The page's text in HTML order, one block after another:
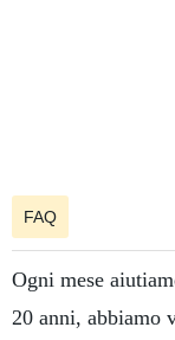
FAQ
Ogni mese
20 anni, abbiamo